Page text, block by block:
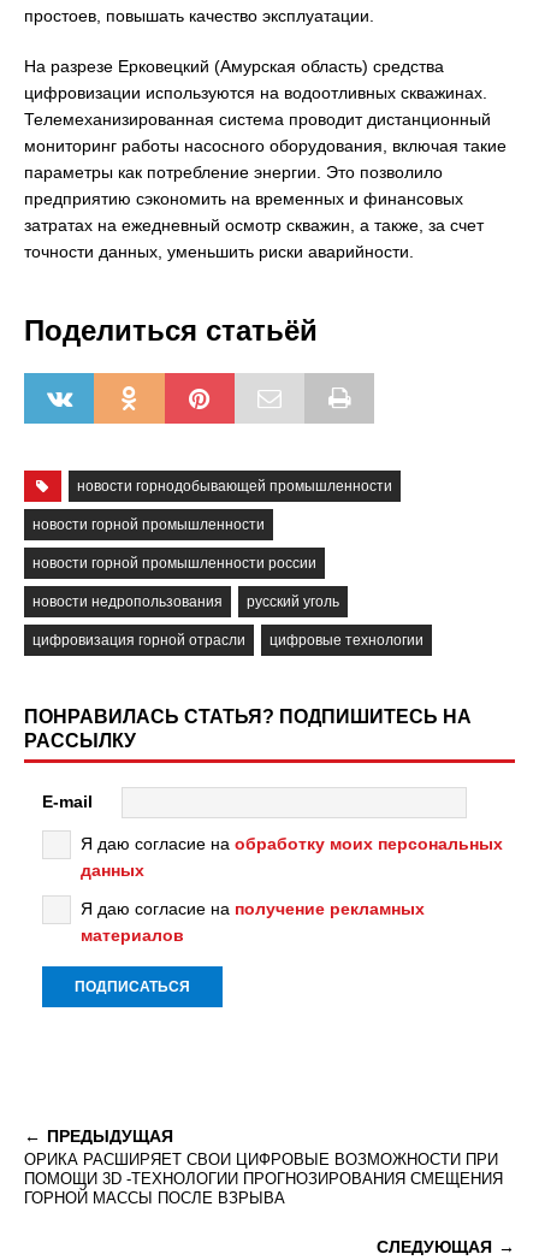
простоев, повышать качество эксплуатации.
На разрезе Ерковецкий (Амурская область) средства
цифровизации используются на водоотливных скважинах.
Телемеханизированная система проводит дистанционный
мониторинг работы насосного оборудования, включая такие
параметры как потребление энергии. Это позволило
предприятию сэкономить на временных и финансовых
затратах на ежедневный осмотр скважин, а также, за счет
точности данных, уменьшить риски аварийности.
Поделиться статьёй
новости горнодобывающей промышленности
новости горной промышленности
новости горной промышленности россии
новости недропользования русский уголь
цифровизация горной отрасли цифровые технологии
ПОНРАВИЛАСЬ СТАТЬЯ? ПОДПИШИТЕСЬ НА
РАССЫЛКУ
E-mail
Я даю согласие на обработку моих персональных
данных
Я даю согласие на получение рекламных
материалов
ПРЕДЫДУЩАЯ
ОРИКА РАСШИРЯЕТ СВОИ ЦИФРОВЫЕ ВОЗМОЖНОСТИ ПРИ
ПОМОЩИ 3D -ТЕХНОЛОГИИ ПРОГНОЗИРОВАНИЯ СМЕЩЕНИЯ
ГОРНОЙ МАССЫ ПОСЛЕ ВЗРЫВА
СЛЕДУЮЩАЯ